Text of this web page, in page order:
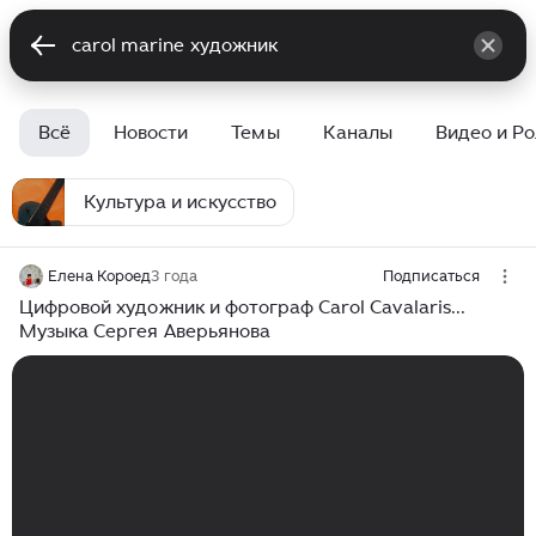
Всё Новости Темы Каналы Видео и
Культура и искусство
Елена Короед3 года Подписаться
Цифровой художник и фотограф Carol Cavalaris...
Музыка Сергея Аверьянова